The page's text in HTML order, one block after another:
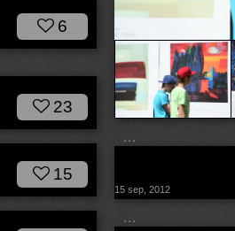
...
6
23
15
15 sep, 2012
...